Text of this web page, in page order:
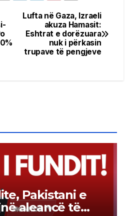
Lufta në Gaza, Izraeli
akuza Hamasit:
Eshtrat e dorëzuara
nuk i përkasin
trupave të pengjeve
Pakistani e
aleancë të